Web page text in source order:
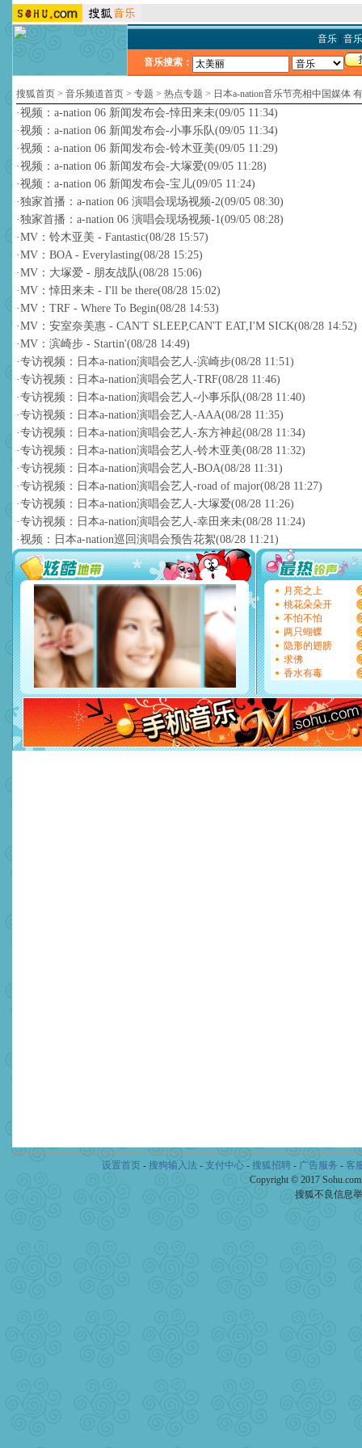
音乐| 音
音乐搜索：
搜狐首页 > 音乐频道首页 > 专题 > 热点专题 > 日本a-nation音乐节亮相中国媒体
·视频：a-nation 06 新闻发布会-悻田来未(09/05 11:34)
·视频：a-nation 06 新闻发布会-小事乐队(09/05 11:34)
·视频：a-nation 06 新闻发布会-铃木亚美(09/05 11:29)
·视频：a-nation 06 新闻发布会-大塚爱(09/05 11:28)
·视频：a-nation 06 新闻发布会-宝儿(09/05 11:24)
·独家首播：a-nation 06 演唱会现场视频-2(09/05 08:30)
·独家首播：a-nation 06 演唱会现场视频-1(09/05 08:28)
·MV：铃木亚美 - Fantastic(08/28 15:57)
·MV：BOA - Everylasting(08/28 15:25)
·MV：大塚爱 - 朋友战队(08/28 15:06)
·MV：悻田来未 - I'll be there(08/28 15:02)
·MV：TRF - Where To Begin(08/28 14:53)
·MV：安室奈美惠 - CAN'T SLEEP,CAN'T EAT,I'M SICK(08/28 14:52)
·MV：滨崎步 - Startin'(08/28 14:49)
·专访视频：日本a-nation演唱会艺人-滨崎步(08/28 11:51)
·专访视频：日本a-nation演唱会艺人-TRF(08/28 11:46)
·专访视频：日本a-nation演唱会艺人-小事乐队(08/28 11:40)
·专访视频：日本a-nation演唱会艺人-AAA(08/28 11:35)
·专访视频：日本a-nation演唱会艺人-东方神起(08/28 11:34)
·专访视频：日本a-nation演唱会艺人-铃木亚美(08/28 11:32)
·专访视频：日本a-nation演唱会艺人-BOA(08/28 11:31)
·专访视频：日本a-nation演唱会艺人-road of major(08/28 11:27)
·专访视频：日本a-nation演唱会艺人-大塚爱(08/28 11:26)
·专访视频：日本a-nation演唱会艺人-幸田来未(08/28 11:24)
·视频：日本a-nation巡回演唱会预告花絮(08/28 11:21)
月亮之上
桃花朵朵开
不怕不怕
两只蝴蝶
隐形的翅膀
求佛
香水有毒
设置首页 - 搜狗输入法 - 支付中心- 搜狐招聘- 广告服务 - 客
Copyright © 2017
搜狐不良信息